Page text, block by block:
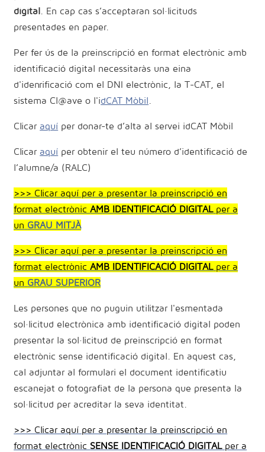
digital. En cap cas s’acceptaran sol·licituds
presentades en paper.
Per fer ús de la preinscripció en format electrònic amb
identificació digital necessitaràs una eina
d'idenrificació com el DNI electrònic, la T-CAT, el
sistema Cl@ave o l'idCAT Mòbil.
Clicar aquí per donar-te d’alta al servei idCAT Mòbil
Clicar aquí per obtenir el teu número d’identificació de
l’alumne/a (RALC)
>>> Clicar aquí per a presentar la preinscripció en
format electrònicAMB IDENTIFICACIÓ DIGITALper a
un GRAU MITJÀ
>>> Clicar aquí per a presentar la preinscripció en
format electrònicAMB IDENTIFICACIÓ DIGITALper a
un GRAU SUPERIOR
Les persones que no puguin utilitzar l'esmentada
sol·licitud electrònica amb identificació digital poden
presentar la sol·licitud de preinscripció en format
electrònic sense identificació digital. En aquest cas,
cal adjuntar al formulari el document identificatiu
escanejat o fotografiat de la persona que presenta la
sol·licitud per acreditar la seva identitat.
>>> Clicar aquí per a presentar la preinscripció en
format electrònic SENSE IDENTIFICACIÓ DIGITALper a